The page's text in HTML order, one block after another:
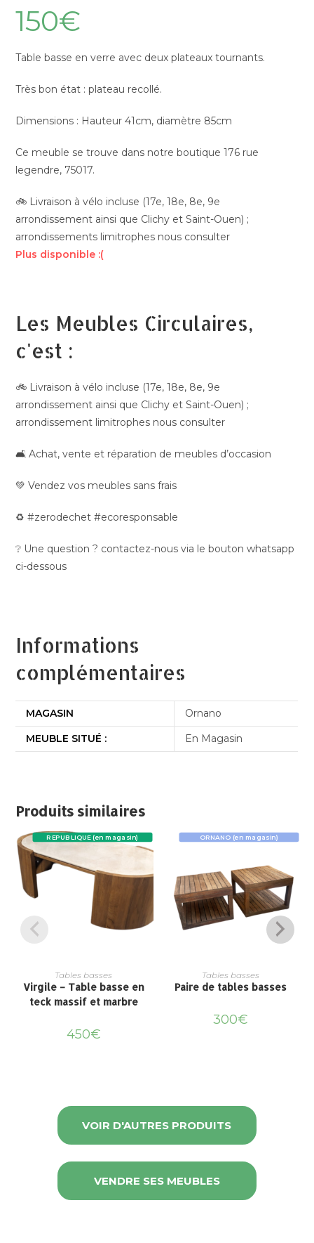
150€
Table basse en verre avec deux plateaux tournants.
Très bon état : plateau recollé.
Dimensions : Hauteur 41cm, diamètre 85cm
Ce meuble se trouve dans notre boutique 176 rue
legendre, 75017.
🚲 Livraison à vélo incluse (17e, 18e, 8e, 9e
arrondissement ainsi que Clichy et Saint-Ouen) ;
arrondissements limitrophes nous consulter
Plus disponible :(
Les Meubles Circulaires,
c'est :
🚲 Livraison à vélo incluse (17e, 18e, 8e, 9e
arrondissement ainsi que Clichy et Saint-Ouen) ;
arrondissement limitrophes nous consulter
🛋️ Achat, vente et réparation de meubles d’occasion
💚 Vendez vos meubles sans frais
♻️ #zerodechet #ecoresponsable
❔ Une question ? contactez-nous via le bouton whatsapp
ci-dessous
Informations
complémentaires
MAGASIN
Ornano
MEUBLE SITUÉ :
En Magasin
Produits similaires
REPUBLIQUE (en magasin)
Tables basses
Virgile – Table basse en
teck massif et marbre
450€
ORNANO (en magasin)
Tables basses
Paire de tables basses
300€
VOIR D'AUTRES PRODUITS
VENDRE SES MEUBLES